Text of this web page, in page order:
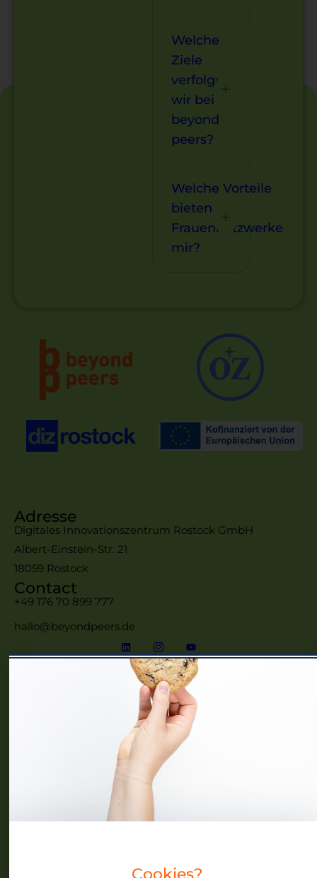
Welche
Ziele
verfolgen
wir bei
beyond
peers?
Welche Vorteile
bieten
Frauennetzwerke
mir?
Adresse
Digitales Innovationszentrum Rostock GmbH
Albert-Einstein-Str. 21
18059 Rostock
Contact
+49 176 70 899 777
hallo@beyondpeers.de
Frauennetzwerke MV
Cookies?